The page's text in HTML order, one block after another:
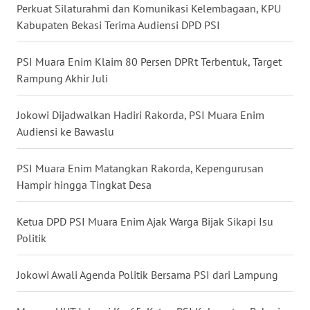
Perkuat Silaturahmi dan Komunikasi Kelembagaan, KPU
Kabupaten Bekasi Terima Audiensi DPD PSI
PSI Muara Enim Klaim 80 Persen DPRt Terbentuk, Target
Rampung Akhir Juli
Jokowi Dijadwalkan Hadiri Rakorda, PSI Muara Enim
Audiensi ke Bawaslu
PSI Muara Enim Matangkan Rakorda, Kepengurusan
Hampir hingga Tingkat Desa
Ketua DPD PSI Muara Enim Ajak Warga Bijak Sikapi Isu
Politik
Jokowi Awali Agenda Politik Bersama PSI dari Lampung
BABEL
SUMBAR
WN
SUMSEL
WN
BENGKULU
WN
LAMPUNG
WN
JATENG